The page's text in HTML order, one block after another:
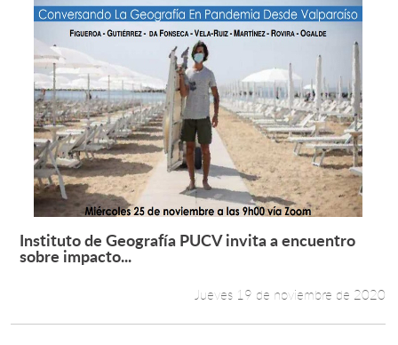
Leer más +
Instituto de Geografía PUCV invita a encuentro
sobre impacto...
Jueves 19 de noviembre de 2020